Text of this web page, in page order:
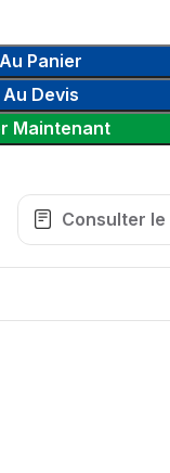
Panier
Devis
Maintenant
Consulter le